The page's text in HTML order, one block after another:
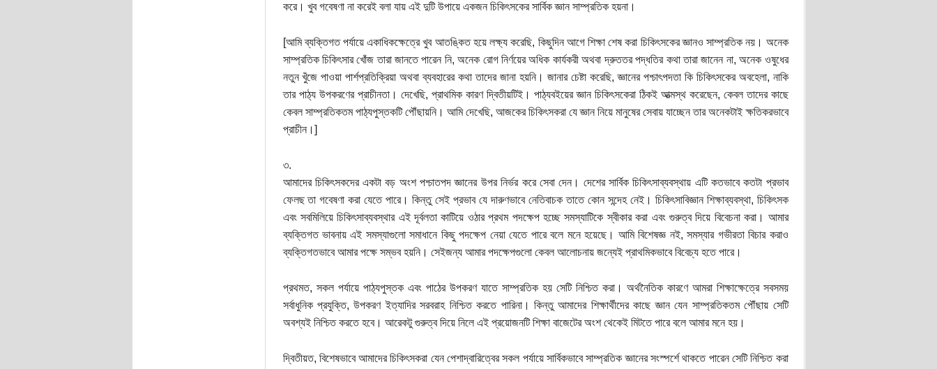
করে। খুব গবেষণা না করেই বলা যায় এই দুটি উপায়ে একজন চিকিৎসকের সার্বিক জ্ঞান সাম্প্রতিক হয়না।
[আমি ব্যক্তিগত পর্যায়ে একাধিকক্ষেত্রে খুব আতঙ্কিত হয়ে লক্ষ্য করেছি, কিছুদিন আগে শিক্ষা শেষ করা চিকিৎসকের জ্ঞানও সাম্প্রতিক নয়। অনেক
সাম্প্রতিক চিকিৎসার খোঁজ তারা জানতে পারেন নি, অনেক রোগ নির্ণয়ের অধিক কার্যকরী অথবা দ্রুততর পদ্ধতির কথা তারা জানেন না, অনেক ওষুধের
নতুন খুঁজে পাওয়া পার্শপ্রতিক্রিয়া অথবা ব্যবহারের কথা তাদের জানা হয়নি। জানার চেষ্টা করেছি, জ্ঞানের পশ্চাৎপদতা কি চিকিৎসকের অবহেলা, নাকি
তার পাঠ্য উপকরণের প্রাচীনতা। দেখেছি, প্রাথমিক কারণ দ্বিতীয়টিই। পাঠ্যবইয়ের জ্ঞান চিকিৎসকেরা ঠিকই আত্মস্থ করেছেন, কেবল তাদের কাছে
কেবল সাম্প্রতিকতম পাঠ্যপুস্তকটি পৌঁছায়নি। আমি দেখেছি, আজকের চিকিৎসকরা যে জ্ঞান নিয়ে মানুষের সেবায় যাচ্ছেন তার অনেকটাই ক্ষতিকরভাবে
প্রাচীন।]
৩.
আমাদের চিকিৎসকদের একটা বড় অংশ পশ্চাতপদ জ্ঞানের উপর নির্ভর করে সেবা দেন। দেশের সার্বিক চিকিৎসাব্যবস্থায় এটি কতভাবে কতটা প্রভাব
ফেলছ তা গবেষণা করা যেতে পারে। কিন্তু সেই প্রভাব যে দারুণভাবে নেতিবাচক তাতে কোন সন্দেহ নেই। চিকিৎসাবিজ্ঞান শিক্ষাব্যবস্থা, চিকিৎসক
এবং সবমিলিয়ে চিকিৎসাব্যবস্থার এই দূর্বলতা কাটিয়ে ওঠার প্রথম পদক্ষেপ হচ্ছে সমস্যাটিকে স্বীকার করা এবং গুরুত্ব দিয়ে বিবেচনা করা। আমার
ব্যক্তিগত ভাবনায় এই সমস্যাগুলো সমাধানে কিছু পদক্ষেপ নেয়া যেতে পারে বলে মনে হয়েছে। আমি বিশেষজ্ঞ নই, সমস্যার গভীরতা বিচার করাও
ব্যক্তিগতভাবে আমার পক্ষে সম্ভব হয়নি। সেইজন্য আমার পদক্ষেপগুলো কেবল আলোচনায় জন্যেই প্রাথমিকভাবে বিবেচ্য হতে পারে।
প্রথমত, সকল পর্যায়ে পাঠ্যপুস্তক এবং পাঠের উপকরণ যাতে সাম্প্রতিক হয় সেটি নিশ্চিত করা। অর্থনৈতিক কারণে আমরা শিক্ষাক্ষেত্রে সবসময়
সর্বাধুনিক প্রযুক্তি, উপকরণ ইত্যাদির সরবরাহ নিশ্চিত করতে পারিনা। কিন্তু আমাদের শিক্ষার্থীদের কাছে জ্ঞান যেন সাম্প্রতিকতম পৌঁছায় সেটি
অবশ্যই নিশ্চিত করতে হবে। আরেকটু গুরুত্ব দিয়ে নিলে এই প্রয়োজনটি শিক্ষা বাজেটের অংশ থেকেই মিটতে পারে বলে আমার মনে হয়।
দ্বিতীয়ত, বিশেষভাবে আমাদের চিকিৎসকরা যেন পেশাদ্বারিত্বের সকল পর্যায়ে সার্বিকভাবে সাম্প্রতিক জ্ঞানের সংস্পর্শে থাকতে পারেন সেটি নিশ্চিত করা